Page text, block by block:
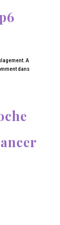
A
dans